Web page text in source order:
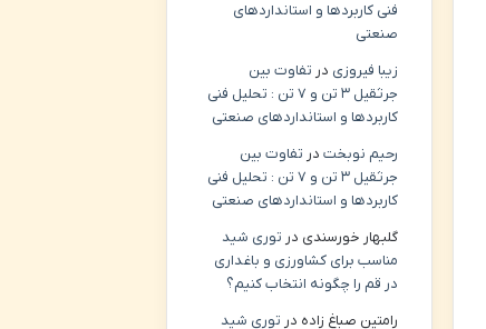
فنی کاربردها و استانداردهای
صنعتی
زیبا فیروزی در تفاوت بین
جرثقیل ۳ تن و ۷ تن : تحلیل فنی
کاربردها و استانداردهای صنعتی
رحیم نوبختدر تفاوت بین
جرثقیل ۳ تن و ۷ تن : تحلیل فنی
کاربردها و استانداردهای صنعتی
گلبهار خورسندی در توری شید
مناسب برای کشاورزی و باغداری
در قم را چگونه انتخاب کنیم؟
رامتین صباغ زاده در توری شید